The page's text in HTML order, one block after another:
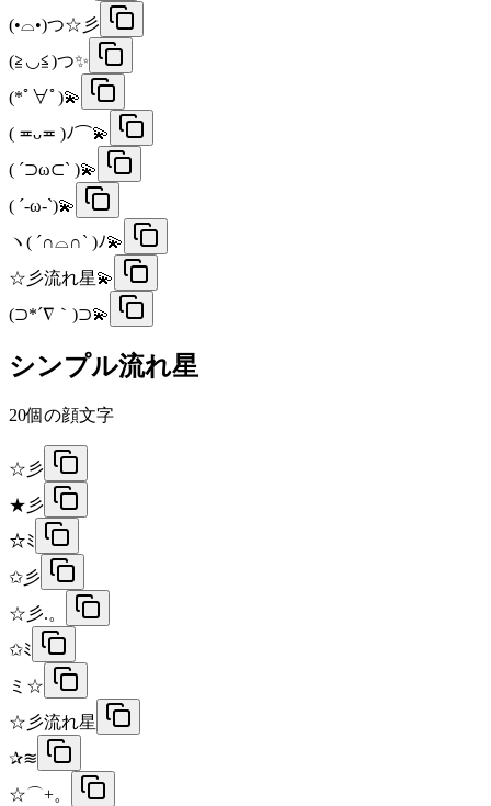
(•⌓•)つ☆彡
(≧◡≦)つ✨
(*ﾟ∀ﾟ)💫
( ≖ᴗ≖ )ﾉ⌒💫
( ´⊃ω⊂` )💫
( ´-ω-`)💫
ヽ( ´∩⌓∩` )ﾉ💫
☆彡流れ星💫
(⊃*´∇｀)⊃💫
シンプル流れ星
20個の顔文字
☆彡
★彡
☆ﾐ
✩彡
☆彡.。
✩ﾐ
ミ☆
☆彡流れ星
✰≋
☆⌒+。